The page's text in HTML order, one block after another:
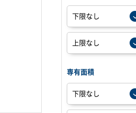
専有面積